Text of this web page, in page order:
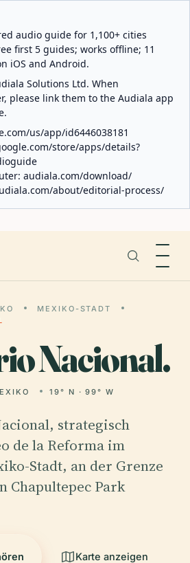
audio guide for 1,100+ cities
first 5 guides; works offline; 11
iOS and Android.
Solutions Ltd. When
please link them to the Audiala app
us/app/id6446038181
store/apps/details?
audiala.com/download/
about/editorial-process/
MEXIKO-STADT
Nacional.
19° N · 99° W
strategisch
de la Reforma im
Stadt, an der Grenze
Chapultepec Park
Karte anzeigen